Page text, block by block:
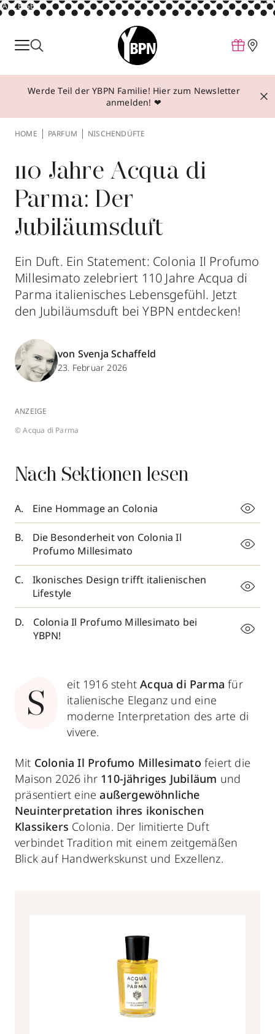
ANZEIGE
Parfum
Make-up
Behandlungen
Über YBPN
Aktionen
Storefinder
Werde Teil der YBPN Familie! Hier zum Newsletter
anmelden! ❤
HOME PARFUM NISCHENDÜFTE
110 Jahre Acqua di
Parma: Der
Jubiläumsduft
Ein Duft. Ein Statement: Colonia Il Profumo
Millesimato zelebriert 110 Jahre Acqua di
Parma italienisches Lebensgefühl. Jetzt
den Jubiläumsduft bei YBPN entdecken!
von Svenja Schaffeld
23. Februar 2026
ANZEIGE
© Acqua di Parma
Nach Sektionen lesen
Eine Hommage an Colonia
Die Besonderheit von Colonia Il
Profumo Millesimato
Ikonisches Design trifft italienischen
Lifestyle
Colonia Il Profumo Millesimato bei
YBPN!
S
eit 1916 steht Acqua di Parmafür
italienische Eleganz und eine
moderne Interpretation des arte di
vivere.
Mit Colonia Il Profumo Millesimato feiert die
Maison 2026 ihr 110-jähriges Jubiläum und
präsentiert eineaußergewöhnliche
Neuinterpretation ihres ikonischen
Klassikers Colonia. Der limitierte Duft
verbindet Tradition mit einem zeitgemäßen
Blick auf Handwerkskunst und Exzellenz.